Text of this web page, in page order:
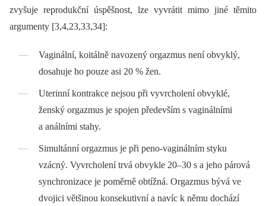
zvyšuje reprodukční úspěšnost, lze vyvrátit mimo jiné těmito
argumenty [3,4,23,33,34]:
Vaginální, koitálně navozený orgazmus není obvyklý,
dosahuje ho pouze asi 20 % žen.
Uterinní kontrakce nejsou při vyvrcholení obvyklé,
ženský orgazmus je spojen především s vaginálními
a análními stahy.
Simultánní orgazmus je při peno-vaginálním styku
vzácný. Vyvrcholení trvá obvykle 20–30 s a jeho párová
synchronizace je poměrně obtížná. Orgazmus bývá ve
dvojici většinou konsekutivní a navíc k němu dochází